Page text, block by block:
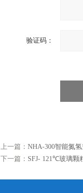
验证码：
上一篇： NHA-300智能氮
下一篇： SFJ- 121℃玻璃颗